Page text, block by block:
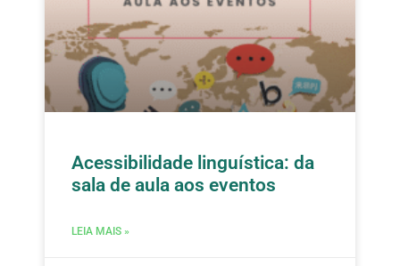
Acessibilidade linguística: da
sala de aula aos eventos
LEIA MAIS »